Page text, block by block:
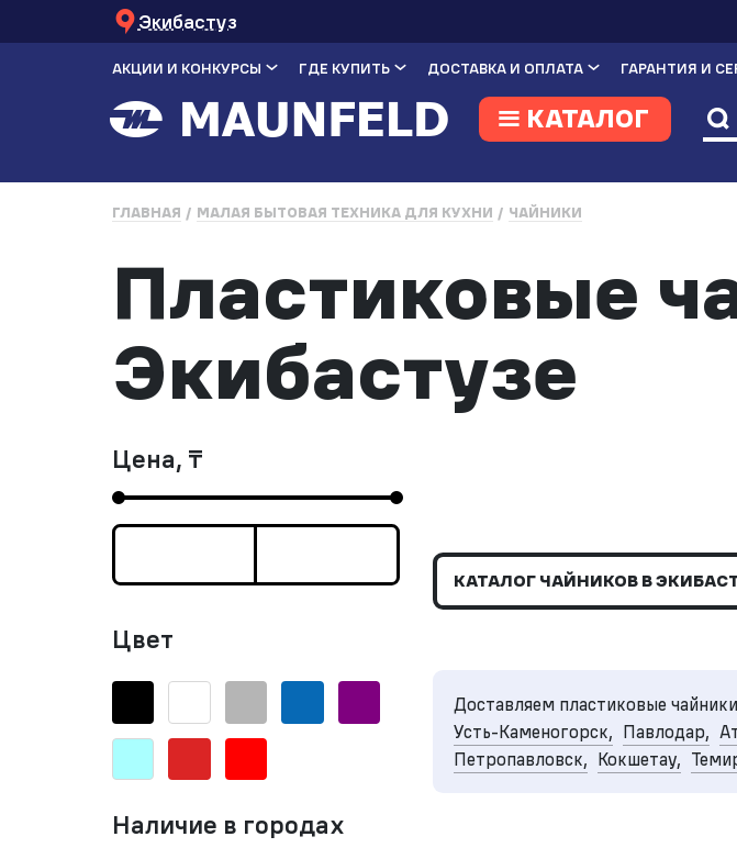
Экибастуз
АКЦИИ И КОНКУРСЫ ГДЕ КУПИТЬ ДОСТАВКА И ОПЛАТА ГАРАНТИЯ И
КАТАЛОГ
ГЛАВНАЯ МАЛАЯ БЫТОВАЯ ТЕХНИКА ДЛЯ КУХНИ ЧАЙНИКИ
Пластиковые
Экибастузе
Цена, ₸
Цвет
Наличие в городах
КАТАЛОГ ЧАЙНИКОВ В
Доставляем пластиковые
Усть-Каменогорск, Павлодар,
Петропавловск, Кокшетау,